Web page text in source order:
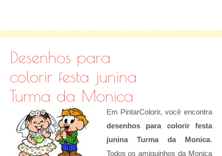
Desenhos para
colorir festa junina
Turma da Monica
Em PintarColorir, você encontra
desenhos para colorir festa
junina Turma da Monica.
Todos os amiguinhos da Monica